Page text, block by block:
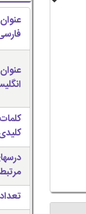
عنوان
عنوان
کلمات